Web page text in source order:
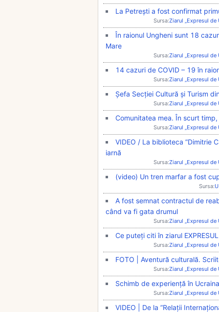
La Petrești a fost confirmat
Sursa:Ziarul „Expresul de
În raionul Ungheni sunt 18
Mare
Sursa:Ziarul „Expresul de
14 cazuri de COVID – 19 în
Sursa:Ziarul „Expresul de
Șefa Secției Cultură și Turism
Sursa:Ziarul „Expresul de
Comunitatea mea. În scurt
Sursa:Ziarul „Expresul de
VIDEO / La biblioteca ”Dimitrie
iarnă
Sursa:Ziarul „Expresul de
(video) Un tren marfar a fost
Sursa:
A fost semnat contractul de
când va fi gata drumul
Sursa:Ziarul „Expresul de
Ce puteți citi în ziarul
Sursa:Ziarul „Expresul de
FOTO | Aventură culturală.
Sursa:Ziarul „Expresul de
Schimb de experiență în Ucraina
Sursa:Ziarul „Expresul de
VIDEO | De la ”Relații